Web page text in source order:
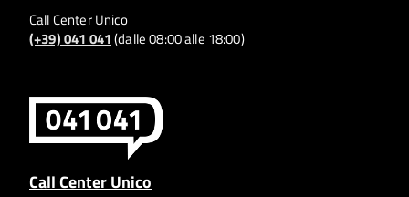
Call Center Unico
(+39) 041 041(dalle 08:00 alle 18:00)
Call Center Unico